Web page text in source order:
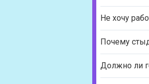
Не хочу
Почему
Должно ли